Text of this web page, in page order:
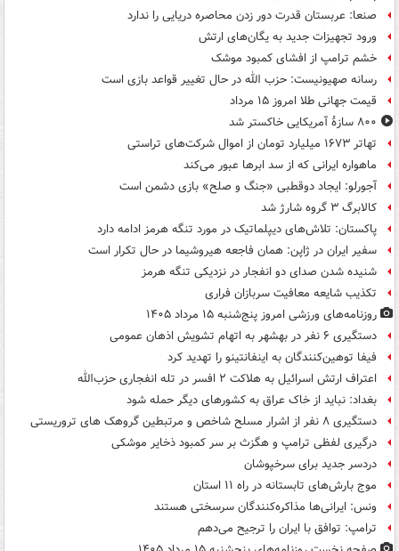
صنعا: عربستان قدرت دور زدن محاصره دریایی را ندارد
ورود تجهیزات جدید به یگان‌های ارتش
خشم ترامپ از افشای کمبود موشک
رسانه صهیونیست: حزب الله در حال تغییر قواعد بازی است
قیمت جهانی طلا امروز ۱۵ مرداد
۸۰۰ سازۀ آمریکایی خاکستر شد
تهاتر ۱۶۷۳ میلیارد تومان از اموال شرکت‌های تراستی
ماهواره ایرانی که از سد ابرها عبور می‌کند
آجورلو: ایجاد دوقطبی «جنگ و صلح‌» بازی دشمن است
کالابرگ ۳ گروه شارژ شد
پاکستان: تلاش‌های دیپلماتیک در مورد تنگه هرمز ادامه دارد
سفیر ایران در ژاپن: همان فاجعه هیروشیما در حال تکرار است
شنیده شدن صدای دو انفجار در نزدیکی تنگه هرمز
تکذیب شایعه معافیت سربازان فراری
روزنامه‌های ورزشی امروز پنج‌شنبه ۱۵ مرداد ۱۴۰۵
دستگیری ۶ نفر در بهشهر به اتهام تشویش اذهان عمومی
فیفا توهین‌کنندگان به اینفانتینو را تهدید کرد
اعتراف ارتش اسرائیل به هلاکت ۲ افسر در تله انفجاری حزب‌الله
بغداد: نباید از خاک عراق به کشورهای دیگر حمله شود
دستگیری ۸ نفر از اشرار مسلح شاخص و مرتبطین گروهک های تروریستی
درگیری لفظی ترامپ و هگزث بر سر کمبود ذخایر موشکی
دردسر جدید برای سرخپوشان
موج بارش‌های تابستانه در راه ۱۱ استان
ونس: ایرانی‌ها مذاکره‌کنندگان سرسختی هستند
ترامپ: توافق با ایران را ترجیح می‌دهم